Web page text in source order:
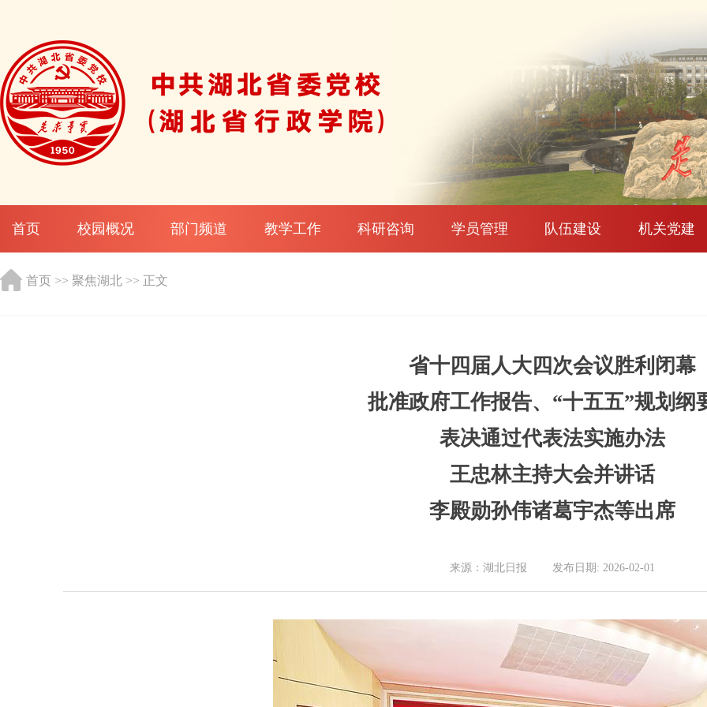
首页 校园概况 部门频道 教学工作 科研咨询 学员管理 队伍建设 机关党建
首页 >> 聚焦湖北 >> 正文
省十四届人大四次会议胜利闭幕
批准政府工作报告、“十五五”规划纲
表决通过代表法实施办法
王忠林主持大会并讲话
李殿勋孙伟诸葛宇杰等出席
来源：湖北日报 发布日期: 2026-02-01